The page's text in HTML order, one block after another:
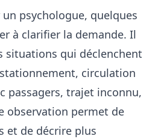
psychologue, quelques
à clarifier la demande. Il
situations qui déclenchent
circulation
passagers, trajet inconnu,
observation permet de
et de décrire plus